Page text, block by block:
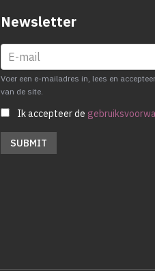
Newsletter
Voer een e-mailadres in, lees en
van de site.
Ik accepteer de